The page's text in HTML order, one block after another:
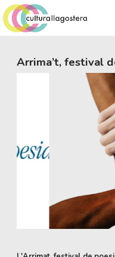
Arrima’t, festival